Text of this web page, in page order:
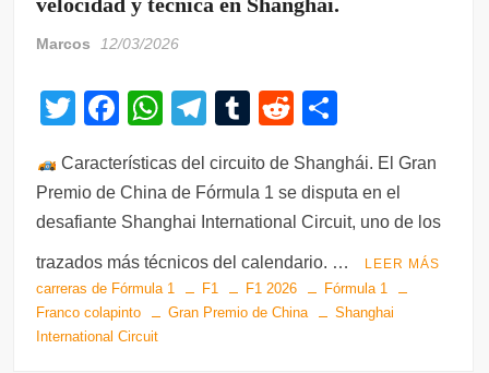
Marcos 12/03/2026
T
tt
er
F
c
e
b
o
o
k
W
at
s
A
p
p
T
e
gr
a
m
T
m
bl
r
R
d
di
m
p
tir
Características del circuito de Shanghái. El Gran
Premio de China de Fórmula 1 se disputa en el
desafiante Shanghai International Circuit, uno de los
trazados más técnicos del calendario. … LEER MÁS
carreras de Fórmula 1 F1 F1 2026
Fórmula 1
Franco colapinto
Gran Premio de China
Shanghai
International Circuit